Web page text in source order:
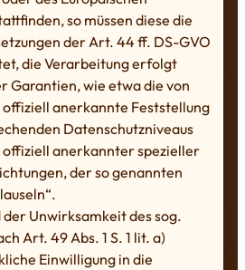
so müssen diese die
der Art. 44 ff. DS-GVO
die Verarbeitung erfolgt
Garantien, wie etwa die von
anerkannte Feststellung
Datenschutzniveaus
anerkannter spezieller
der so genannten
Unwirksamkeit des sog.
Art. 49 Abs. 1 S. 1 lit. a)
Einwilligung in die